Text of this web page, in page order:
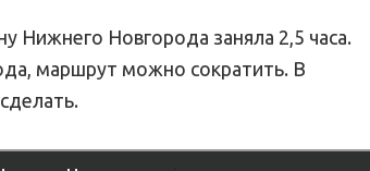
Нижнего Новгорода заняла 2,5 часа.
маршрут можно сократить. В